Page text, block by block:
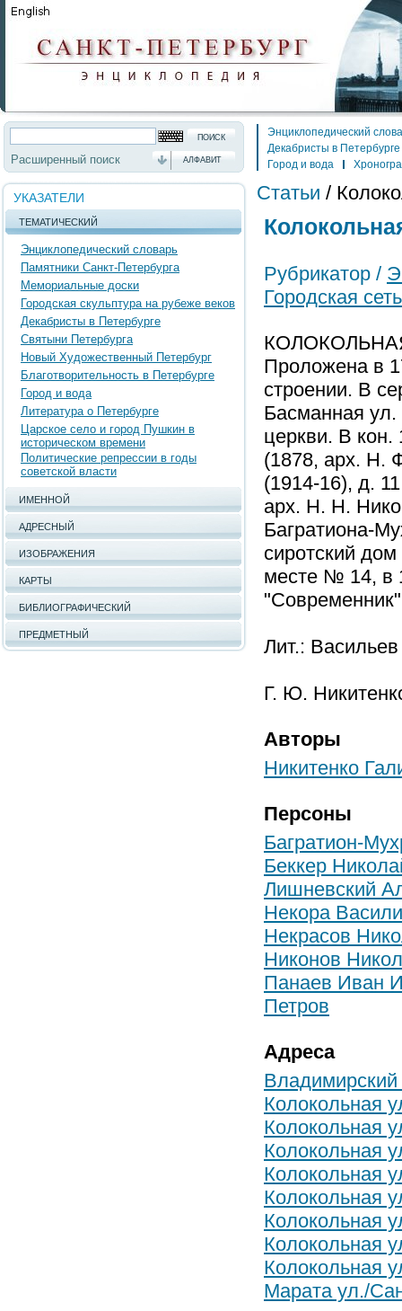
Расширенный поиск АЛФАВИТ
УКАЗАТЕЛИ
ТЕМАТИЧЕСКИЙ
Энциклопедический словарь
Памятники Санкт-Петербурга
Мемориальные доски
Городская скульптура на рубеже веков
Декабристы в Петербурге
Святыни Петербурга
Новый Художественный Петербург
Благотворительность в Петербурге
Город и вода
Литература о Петербурге
Царское село и город Пушкин в
историческом времени
Политические репрессии в годы
советской власти
ИМЕННОЙ
АДРЕСНЫЙ
ИЗОБРАЖЕНИЯ
КАРТЫ
БИБЛИОГРАФИЧЕСКИЙ
ПРЕДМЕТНЫЙ
Энциклопедический
Декабристы в Петербурге
Город и вода
Статьи /
Рубрикатор /
Городская
Проложена в
строении. В
Басманная
церкви. В
(1878, арх. Н.
(1914-16), д.
арх. Н. Н.
Багратиона-
сиротский
месте № 14, в
Лит.:
Г. Ю.
Авторы
Никитенко
Персоны
Багратион-
Беккер
Лишневский
Некора
Некрасов
Никонов
Панаев Иван
Петров
Адреса
Владимирский
Колокольная
Колокольная
Колокольная
Колокольная
Колокольная
Колокольная
Колокольная
Колокольная
Марата ул./